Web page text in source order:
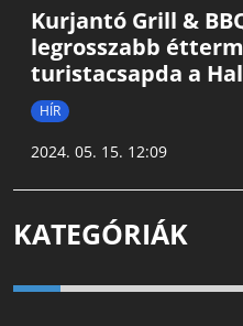
Kurjantó Grill &
legrosszabb
turistacsapda a
HÍR
2024. 05. 15. 12:09
KATEGÓRIÁK